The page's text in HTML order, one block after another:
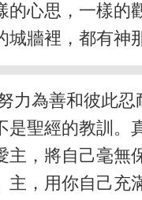
的心思，一樣
牆裡，都有神
力為善和彼此
是聖經的教訓
主，將自己毫無
主，用你自己充